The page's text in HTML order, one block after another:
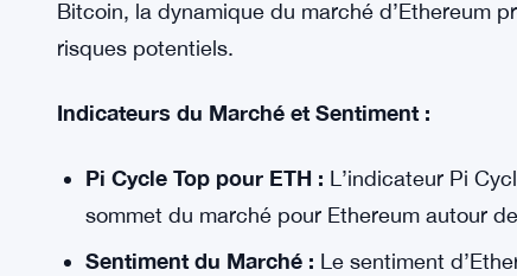
et l’Indice de Flux Monétaire (MFI)
possible pression de vente à court terme.
Momentum et Perspectives des Prix
Ethereum, souvent considéré comme le roi
augmentation de 2 % de son prix, se
Bitcoin, la dynamique du marché d’Ethereum